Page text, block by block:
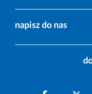
napisz do nas